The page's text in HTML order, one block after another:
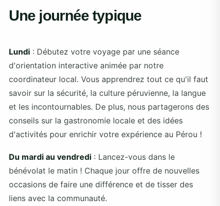
Une journée typique
Lundi : Débutez votre voyage par une séance
d'orientation interactive animée par notre
coordinateur local. Vous apprendrez tout ce qu'il faut
savoir sur la sécurité, la culture péruvienne, la langue
et les incontournables. De plus, nous partagerons des
conseils sur la gastronomie locale et des idées
d'activités pour enrichir votre expérience au Pérou !
Du mardi au vendredi : Lancez-vous dans le
bénévolat le matin ! Chaque jour offre de nouvelles
occasions de faire une différence et de tisser des
liens avec la communauté.